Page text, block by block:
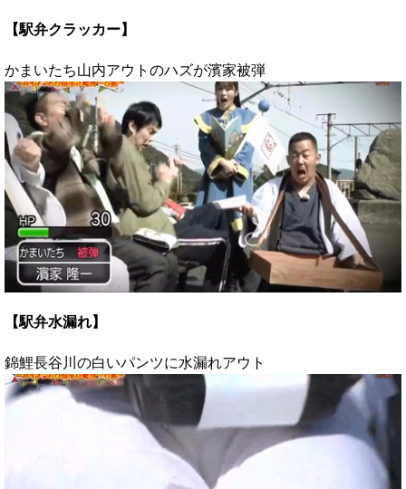
【駅弁クラッカー】
かまいたち山内アウトのハズが濱家被弾
【駅弁水漏れ】
錦鯉長谷川の白いパンツに水漏れアウト